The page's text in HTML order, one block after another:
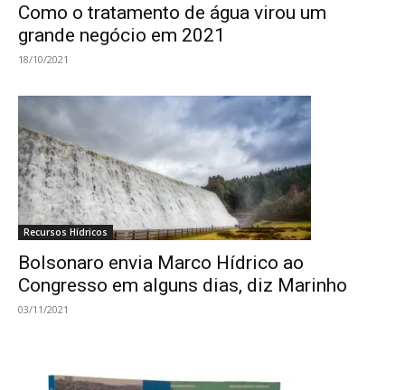
Como o tratamento de água virou um
grande negócio em 2021
18/10/2021
Recursos Hídricos
Bolsonaro envia Marco Hídrico ao
Congresso em alguns dias, diz Marinho
03/11/2021